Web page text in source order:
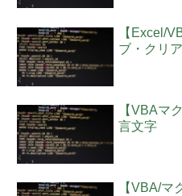
【Excel/
ブ・クリ
【VBAマ
言文字
【VBA/